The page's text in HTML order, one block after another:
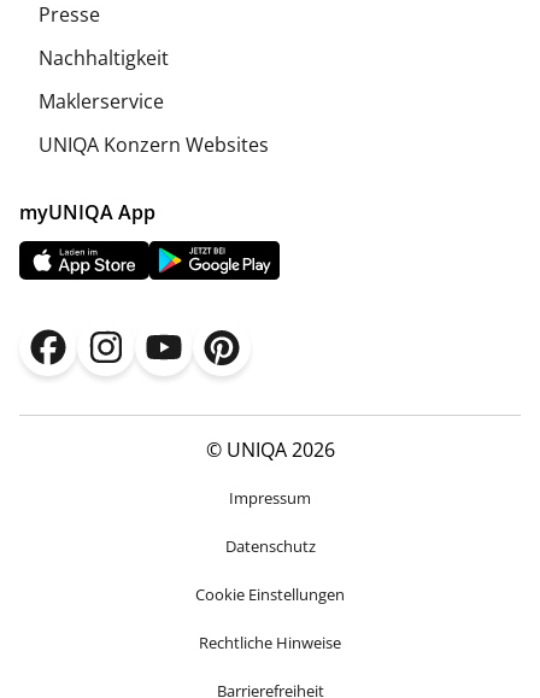
Presse
Nachhaltigkeit
Maklerservice
UNIQA Konzern Websites
myUNIQA App
© UNIQA 2026
Impressum
Datenschutz
Cookie Einstellungen
Rechtliche Hinweise
Barrierefreiheit